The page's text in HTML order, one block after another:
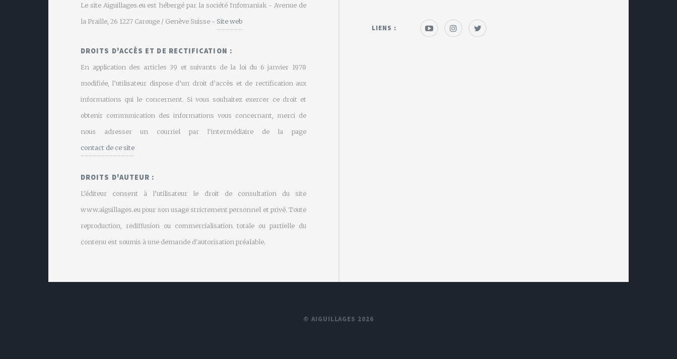
Le site Aiguillages.eu est hébergé par la société Infomaniak - Avenue de
la Praille, 26 1227 Carouge / Genève Suisse -Site web
DROITS D'ACCÈS ET DE RECTIFICATION :
En application des articles 39 et suivants de la loi du 6 janvier 1978
modifiée, l’utilisateur dispose d’un droit d’accès et de rectification aux
informations qui le concernent. Si vous souhaitez exercer ce droit et
obtenir communication des informations vous concernant, merci de
nous adresser un courriel par l'intermédiaire de la page
contact de ce site
DROITS D'AUTEUR :
L’éditeur consent à l’utilisateur le droit de consultation du site
www.aiguillages.eu pour son usage strictement personnel et privé. Toute
reproduction, rediffusion ou commercialisation totale ou partielle du
contenu est soumis à une demande d'autorisation préalable.
LIENS :
© AIGUILLAGES 2026